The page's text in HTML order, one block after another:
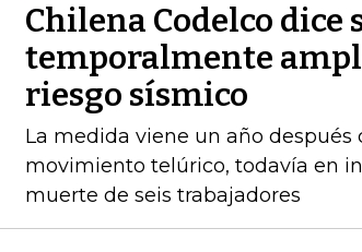
Chilena Codelco dice
temporalmente
riesgo sísmico
La medida viene un año
movimiento telúrico, todavía en
muerte de seis trabajadores